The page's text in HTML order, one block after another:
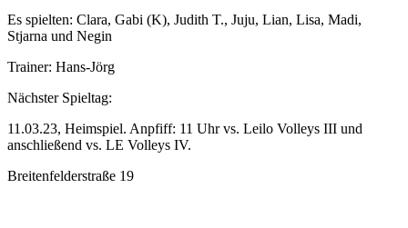
Es spielten: Clara, Gabi (K), Judith T., Juju, Lian, Lisa, Madi,
Stjarna und Negin
Trainer: Hans-Jörg
Nächster Spieltag:
11.03.23, Heimspiel. Anpfiff: 11 Uhr vs. Leilo Volleys III und
anschließend vs. LE Volleys IV.
Breitenfelderstraße 19